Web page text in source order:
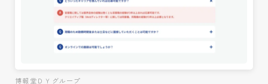
博報堂ＤＹグループ